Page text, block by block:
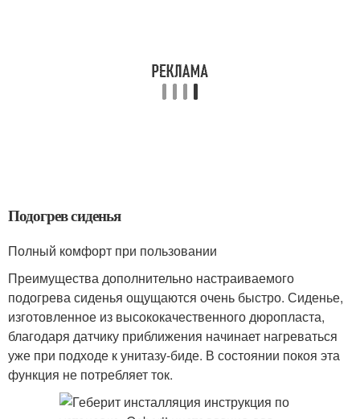
Подогрев сиденья
Полный комфорт при пользовании
Преимущества дополнительно настраиваемого
подогрева сиденья ощущаются очень быстро. Сиденье,
изготовленное из высококачественного дюропласта,
благодаря датчику приближения начинает нагреваться
уже при подходе к унитазу-биде. В состоянии покоя эта
функция не потребляет ток.